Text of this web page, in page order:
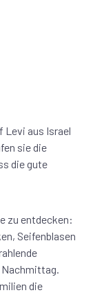
Levi aus Israel
sie die
die gute
zu entdecken:
Seifenblasen
Nachmittag.
die